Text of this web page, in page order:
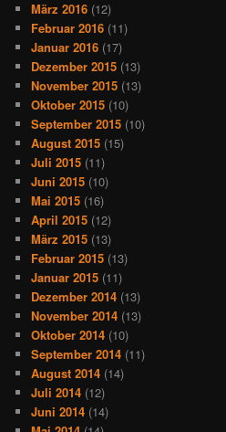
März 2016 (12)
Februar 2016 (11)
Januar 2016 (17)
Dezember 2015 (13)
November 2015 (13)
Oktober 2015 (10)
September 2015 (10)
August 2015 (15)
Juli 2015 (11)
Juni 2015 (10)
Mai 2015 (16)
April 2015 (12)
März 2015 (13)
Februar 2015 (13)
Januar 2015 (11)
Dezember 2014 (13)
November 2014 (13)
Oktober 2014 (10)
September 2014 (11)
August 2014 (14)
Juli 2014 (12)
Juni 2014 (14)